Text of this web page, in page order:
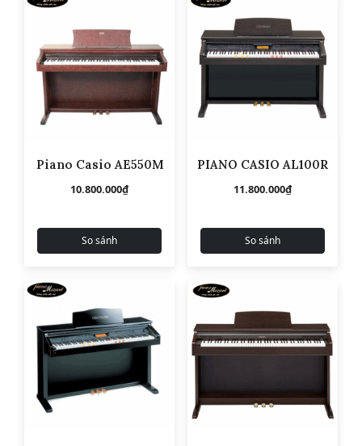
Piano Casio AE550M
10.800.000₫
So sánh
PIANO CASIO AL100R
11.800.000₫
So sánh